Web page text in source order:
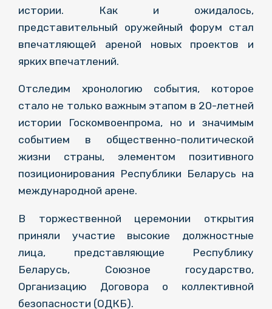
истории. Как и ожидалось,
представительный оружейный форум стал
впечатляющей ареной новых проектов и
ярких впечатлений.
Отследим хронологию события, которое
стало не только важным этапом в 20-летней
истории Госкомвоенпрома, но и значимым
событием в общественно-политической
жизни страны, элементом позитивного
позиционирования Республики Беларусь на
международной арене.
В торжественной церемонии открытия
приняли участие высокие должностные
лица, представляющие Республику
Беларусь, Союзное государство,
Организацию Договора о коллективной
безопасности (ОДКБ).